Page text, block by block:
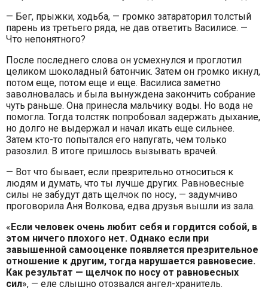
— Бег, прыжки, ходьба, — громко затараторил толстый
парень из третьего ряда, не дав ответить Василисе. —
Что непонятного?
После последнего слова он усмехнулся и проглотил
целиком шоколадный батончик. Затем он громко икнул,
потом еще, потом еще и еще. Василиса заметно
заволновалась и была вынуждена закончить собрание
чуть раньше. Она принесла мальчику воды. Но вода не
помогла. Тогда толстяк попробовал задержать дыхание,
но долго не выдержал и начал икать еще сильнее.
Затем кто-то попытался его напугать, чем только
разозлил. В итоге пришлось вызывать врачей.
— Вот что бывает, если презрительно относиться к
людям и думать, что ты лучше других. Равновесные
силы не забудут дать щелчок по носу, — задумчиво
проговорила Аня Волкова, едва друзья вышли из зала.
«Если человек очень любит себя и гордится собой, в
этом ничего плохого нет. Однако если при
завышенной самооценке появляется презрительное
отношение к другим, тогда нарушается равновесие.
Как результат — щелчок по носу от равновесных
сил», — еле слышно отозвался ангел-хранитель.